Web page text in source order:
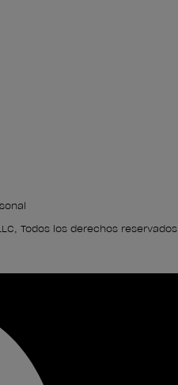
Todos los derechos reservados.